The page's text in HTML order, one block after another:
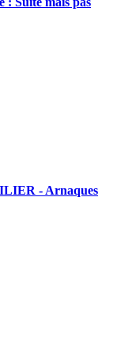
- Arnaques